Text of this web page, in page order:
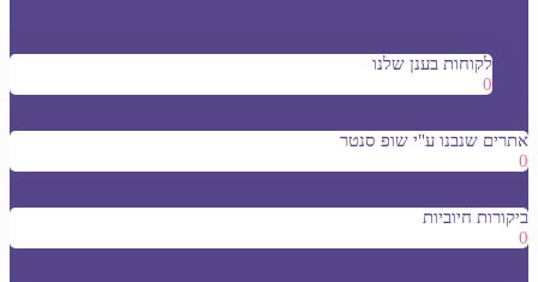
לקוחות בענן שלנו
0
אתרים שנבנו ע"י שופ סנטר
0
ביקורות חיוביות
0